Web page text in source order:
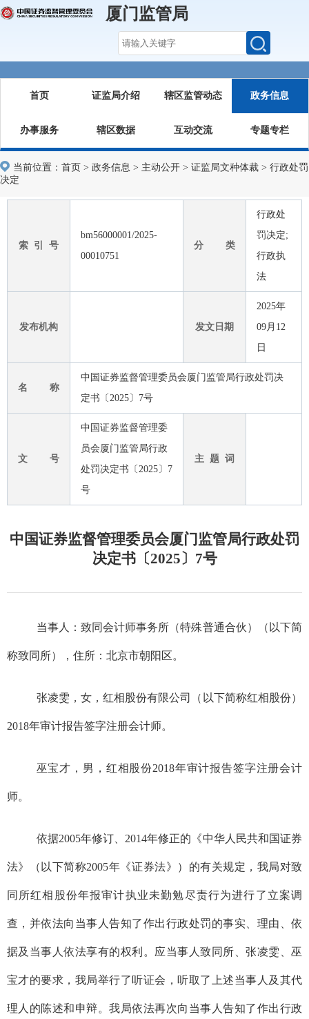
厦门监管局
首页 证监局介绍 辖区监管动态 政务信息
办事服务 辖区数据 互动交流 专题专栏
当前位置： 首页 > 政务信息 > 主动公开 > 证监局文种体裁 > 行政处罚
决定
索 引 号
bm56000001/2025-
00010751
分 类
行政处
罚决定;
行政执
法
发布机构 发文日期
2025年
09月12
日
名 称
中国证券监督管理委员会厦门监管局行政处罚决
定书〔2025〕7号
文 号
中国证券监督管理委
员会厦门监管局行政
处罚决定书〔2025〕7
号
主 题 词
中国证券监督管理委员会厦门监管局行政处罚
决定书〔2025〕7号
当事人： 致同会计师事务所（特殊普通合伙） （以下简
称致同 所），住所： 北京市朝阳区。
张凌雯 ， 女， 红相股份有限公司（以下简称红相股份）
2018年审计报告签字注册会计师。
巫宝才 ， 男 ， 红相股份2018年审计报告签字注册会计
师。
依据2005年修订、2014年修正的《中华人民共和国证券
法》（以下简称2005年《证券法》）的有关规定，我局对致
同 所红相股份年报审计执业未勤勉尽责行为进行了立案调
查， 并依法向当事人告知了作出行政处罚的事实、理由、依
据及当事人依法享有的权利。应当事人致同所、张凌雯 、巫
宝才的要求，我局举行了听证会，听取了上述当事人及其代
理人的陈述和申辩。我局依法再次向当事人告知了作出行政